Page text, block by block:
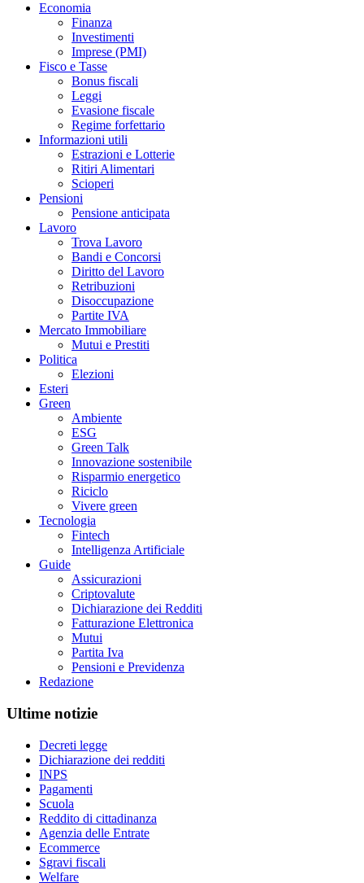
Economia
Finanza
Investimenti
Imprese (PMI)
Fisco e Tasse
Bonus fiscali
Leggi
Evasione fiscale
Regime forfettario
Informazioni utili
Estrazioni e Lotterie
Ritiri Alimentari
Scioperi
Pensioni
Pensione anticipata
Lavoro
Trova Lavoro
Bandi e Concorsi
Diritto del Lavoro
Retribuzioni
Disoccupazione
Partite IVA
Mercato Immobiliare
Mutui e Prestiti
Politica
Elezioni
Esteri
Green
Ambiente
ESG
Green Talk
Innovazione sostenibile
Risparmio energetico
Riciclo
Vivere green
Tecnologia
Fintech
Intelligenza Artificiale
Guide
Assicurazioni
Criptovalute
Dichiarazione dei Redditi
Fatturazione Elettronica
Mutui
Partita Iva
Pensioni e Previdenza
Redazione
Ultime notizie
Decreti legge
Dichiarazione dei redditi
INPS
Pagamenti
Scuola
Reddito di cittadinanza
Agenzia delle Entrate
Ecommerce
Sgravi fiscali
Welfare